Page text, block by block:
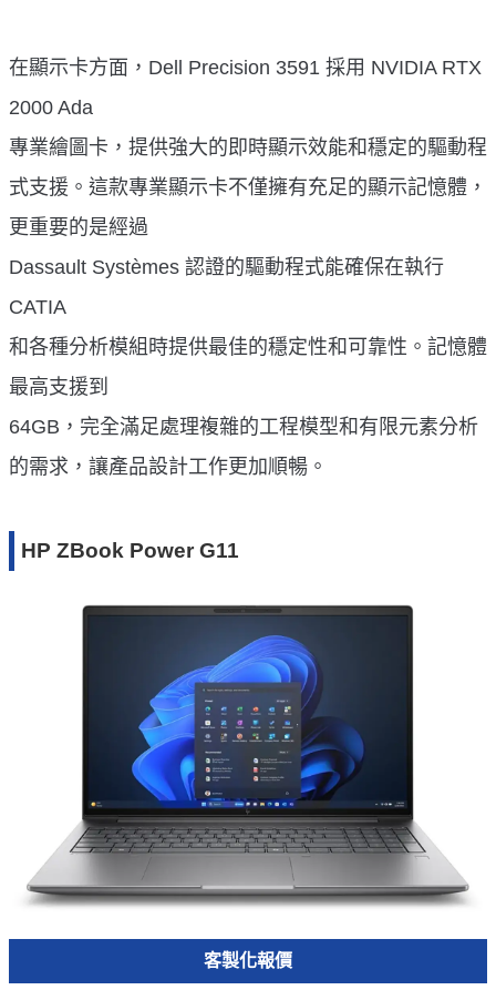
在顯示卡方面，Dell Precision 3591 採用 NVIDIA RTX
2000 Ada
專業繪圖卡，提供強大的即時顯示效能和穩定的驅動程
式支援。這款專業顯示卡不僅擁有充足的顯示記憶體，
更重要的是經過
Dassault Systèmes 認證的驅動程式能確保在執行
CATIA
和各種分析模組時提供最佳的穩定性和可靠性。記憶體
最高支援到
64GB，完全滿足處理複雜的工程模型和有限元素分析
的需求，讓產品設計工作更加順暢。
HP ZBook Power G11
客製化報價